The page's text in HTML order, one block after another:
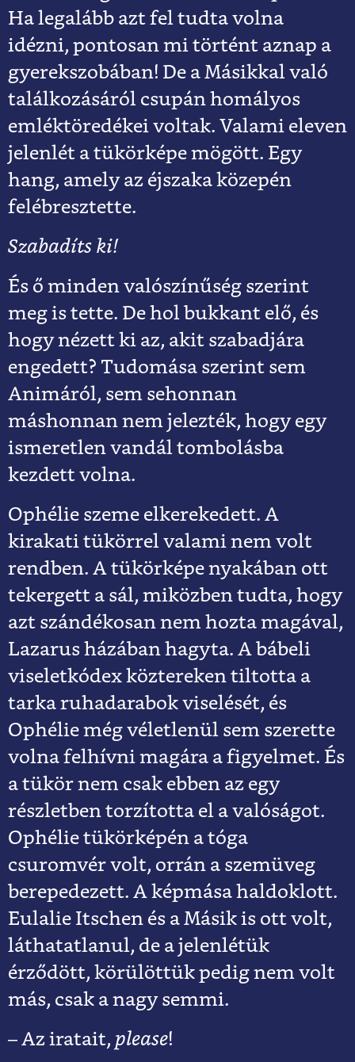
Ha legalább azt fel tudta volna
idézni, pontosan mi történt aznap a
gyerekszobában! De a Másikkal való
találkozásáról csupán homályos
emléktöredékei voltak. Valami eleven
jelenlét a tükörképe mögött. Egy
hang, amely az éjszaka közepén
felébresztette.
Szabadíts ki!
És ő minden valószínűség szerint
meg is tette. De hol bukkant elő, és
hogy nézett ki az, akit szabadjára
engedett? Tudomása szerint sem
Animáról, sem sehonnan
máshonnan nem jelezték, hogy egy
ismeretlen vandál tombolásba
kezdett volna.
Ophélie szeme elkerekedett. A
kirakati tükörrel valami nem volt
rendben. A tükörképe nyakában ott
tekergett a sál, miközben tudta, hogy
azt szándékosan nem hozta magával,
Lazarus házában hagyta. A bábeli
viseletkódex köztereken tiltotta a
tarka ruhadarabok viselését, és
Ophélie még véletlenül sem szerette
volna felhívni magára a figyelmet. És
a tükör nem csak ebben az egy
részletben torzította el a valóságot.
Ophélie tükörképén a tóga
csuromvér volt, orrán a szemüveg
berepedezett. A képmása haldoklott.
Eulalie Itschen és a Másik is ott volt,
láthatatlanul, de a jelenlétük
érződött, körülöttük pedig nem volt
más, csak a nagy semmi.
– Az iratait, please!